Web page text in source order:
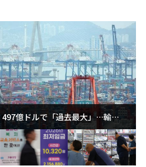
億ドルで「過去最大」…輸出
突破